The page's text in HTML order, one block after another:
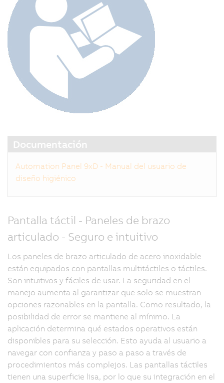
Documentación
Automation Panel 9xD - Manual del usuario de
diseño higiénico
Pantalla táctil - Paneles de brazo
articulado - Seguro e intuitivo
Los paneles de brazo articulado de acero inoxidable
están equipados con pantallas multitáctiles o táctiles.
Son intuitivos y fáciles de usar. La seguridad en el
manejo aumenta al garantizar que solo se muestran
opciones razonables en la pantalla. Como resultado, la
posibilidad de error se mantiene al mínimo. La
aplicación determina qué estados operativos están
disponibles para su selección. Esto ayuda al usuario a
navegar con confianza y paso a paso a través de
procedimientos más complejos. Las pantallas táctiles
tienen una superficie lisa, por lo que su integración en el